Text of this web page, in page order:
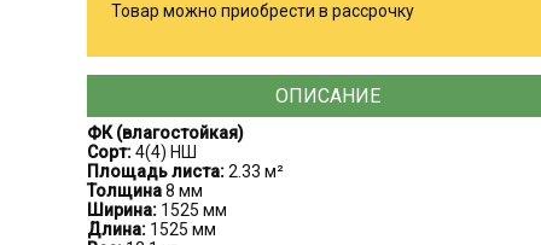
Товар можно приобрести в рассрочку
ОПИСАНИЕ
ФК (влагостойкая)
Сорт:4(4) НШ
Площадь листа:2.33 м²
Толщина8 мм
Ширина: 1525 мм
Длина: 1525 мм